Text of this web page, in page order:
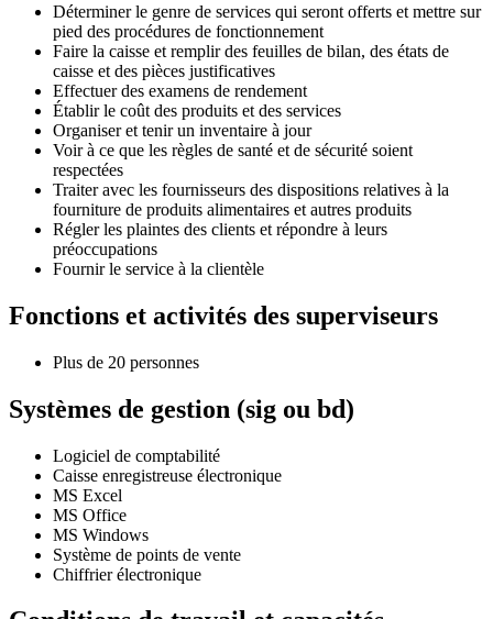
Déterminer le genre de services qui seront offerts et mettre sur
pied des procédures de fonctionnement
Faire la caisse et remplir des feuilles de bilan, des états de
caisse et des pièces justificatives
Effectuer des examens de rendement
Établir le coût des produits et des services
Organiser et tenir un inventaire à jour
Voir à ce que les règles de santé et de sécurité soient
respectées
Traiter avec les fournisseurs des dispositions relatives à la
fourniture de produits alimentaires et autres produits
Régler les plaintes des clients et répondre à leurs
préoccupations
Fournir le service à la clientèle
Fonctions et activités des superviseurs
Plus de 20 personnes
Systèmes de gestion (sig ou bd)
Logiciel de comptabilité
Caisse enregistreuse électronique
MS Excel
MS Office
MS Windows
Système de points de vente
Chiffrier électronique